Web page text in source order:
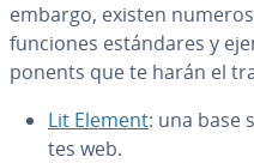
embargo, existen
funciones es­tá­n­da­res y
po­ne­nts que te harán el
Lit Element: una base
tes web.